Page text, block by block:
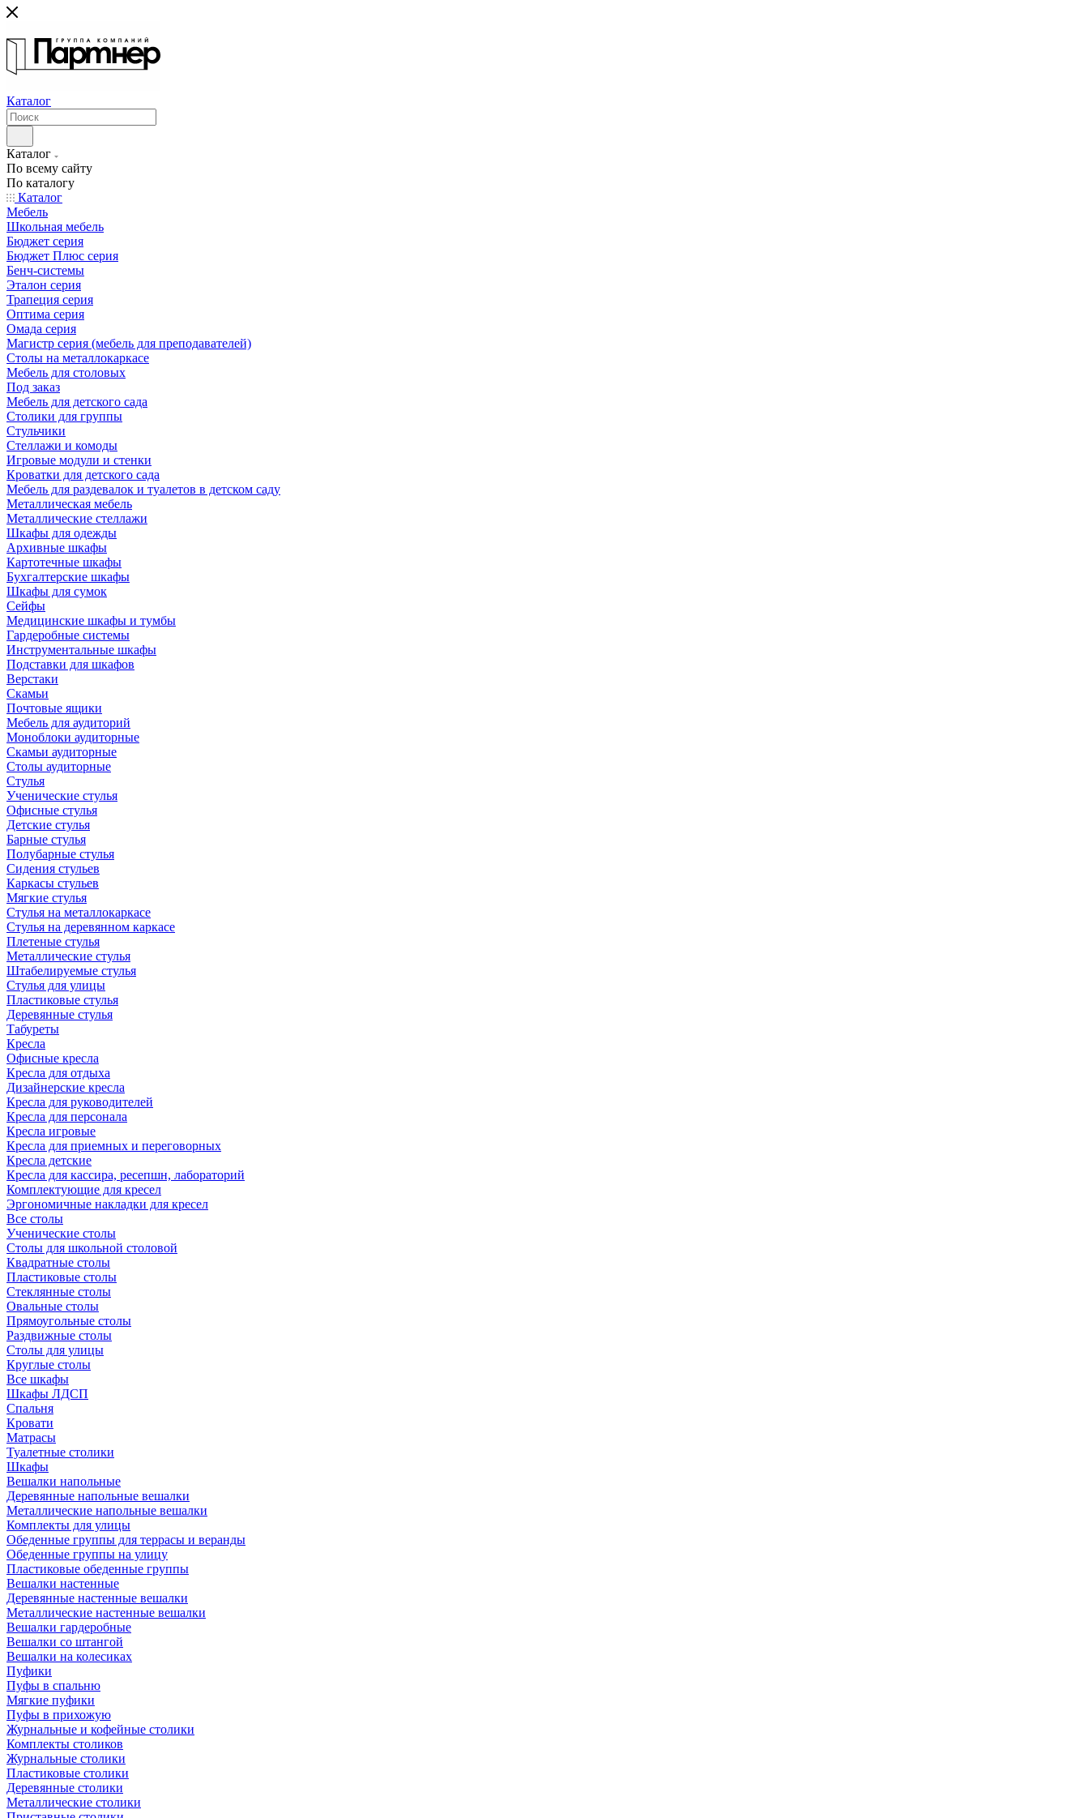
Каталог
Каталог
По всему сайту
По каталогу
Каталог
Мебель
Школьная мебель
Бюджет серия
Бюджет Плюс серия
Бенч-системы
Эталон серия
Трапеция серия
Оптима серия
Омада серия
Магистр серия (мебель для преподавателей)
Столы на металлокаркасе
Мебель для столовых
Под заказ
Мебель для детского сада
Столики для группы
Стульчики
Стеллажи и комоды
Игровые модули и стенки
Кроватки для детского сада
Мебель для раздевалок и туалетов в детском саду
Металлическая мебель
Металлические стеллажи
Шкафы для одежды
Архивные шкафы
Картотечные шкафы
Бухгалтерские шкафы
Шкафы для сумок
Сейфы
Медицинские шкафы и тумбы
Гардеробные системы
Инструментальные шкафы
Подставки для шкафов
Верстаки
Скамьи
Почтовые ящики
Мебель для аудиторий
Моноблоки аудиторные
Скамьи аудиторные
Столы аудиторные
Стулья
Ученические стулья
Офисные стулья
Детские стулья
Барные стулья
Полубарные стулья
Сидения стульев
Каркасы стульев
Мягкие стулья
Стулья на металлокаркасе
Стулья на деревянном каркасе
Плетеные стулья
Металлические стулья
Штабелируемые стулья
Стулья для улицы
Пластиковые стулья
Деревянные стулья
Табуреты
Кресла
Офисные кресла
Кресла для отдыха
Дизайнерские кресла
Кресла для руководителей
Кресла для персонала
Кресла игровые
Кресла для приемных и переговорных
Кресла детские
Кресла для кассира, ресепшн, лабораторий
Комплектующие для кресел
Эргономичные накладки для кресел
Все столы
Ученические столы
Столы для школьной столовой
Квадратные столы
Пластиковые столы
Стеклянные столы
Овальные столы
Прямоугольные столы
Раздвижные столы
Столы для улицы
Круглые столы
Все шкафы
Шкафы ЛДСП
Спальня
Кровати
Матрасы
Туалетные столики
Шкафы
Вешалки напольные
Деревянные напольные вешалки
Металлические напольные вешалки
Комплекты для улицы
Обеденные группы для террасы и веранды
Обеденные группы на улицу
Пластиковые обеденные группы
Вешалки настенные
Деревянные настенные вешалки
Металлические настенные вешалки
Вешалки гардеробные
Вешалки со штангой
Вешалки на колесиках
Пуфики
Пуфы в спальню
Мягкие пуфики
Пуфы в прихожую
Журнальные и кофейные столики
Комплекты столиков
Журнальные столики
Пластиковые столики
Деревянные столики
Металлические столики